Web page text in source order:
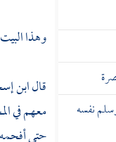
نفسه
وهذا
قالابن
معهم في